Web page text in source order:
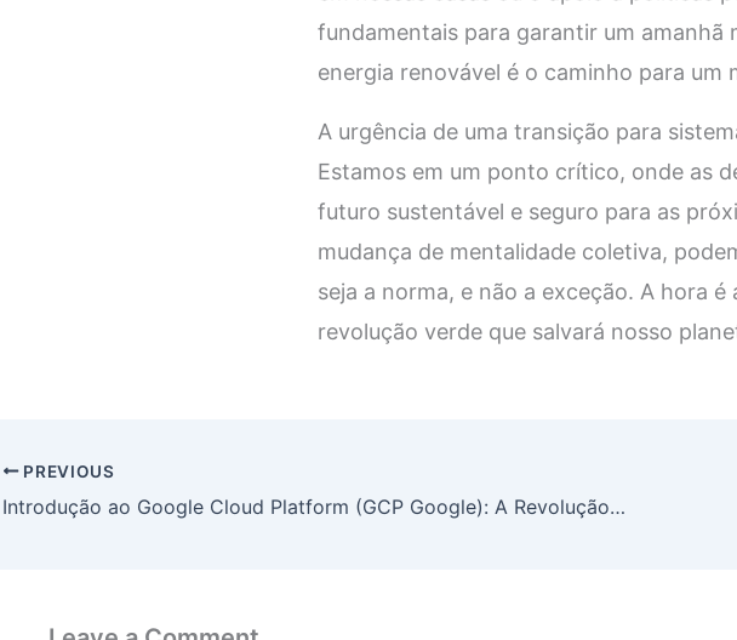
fundamentais para garantir um amanhã
energia renovável é o caminho para um
A urgência de uma transição para
Estamos em um ponto crítico, onde as
futuro sustentável e seguro para as
mudança de mentalidade coletiva,
seja a norma, e não a exceção. A hora
revolução verde que salvará nosso
PREVIOUS
Introdução ao Google Cloud Platform (GCP Google): A Revolução da Computação em Nuvem